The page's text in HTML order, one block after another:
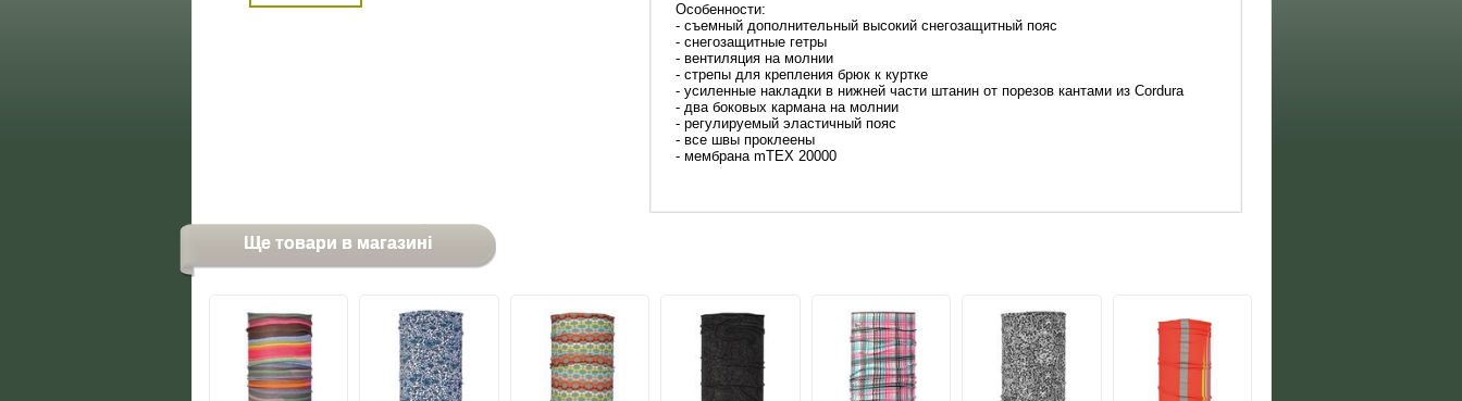
Особенности:
- съемный дополнительный высокий снегозащитный пояс
- снегозащитные гетры
- вентиляция на молнии
- стрепы для крепления брюк к куртке
- усиленные накладки в нижней части штанин от порезов кантами из Cordura
- два боковых кармана на молнии
- регулируемый эластичный пояс
- все швы проклеены
- мембрана mTEX 20000
Ще товари в магазині